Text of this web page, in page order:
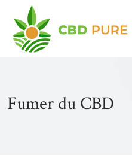
Fumer du CBD